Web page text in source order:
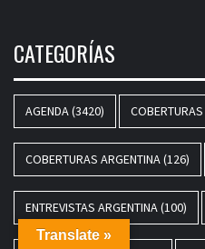
CATEGORÍAS
AGENDA(3420) COBERTURAS
COBERTURAS ARGENTINA(126)
ENTREVISTAS ARGENTINA(100)
Translate »